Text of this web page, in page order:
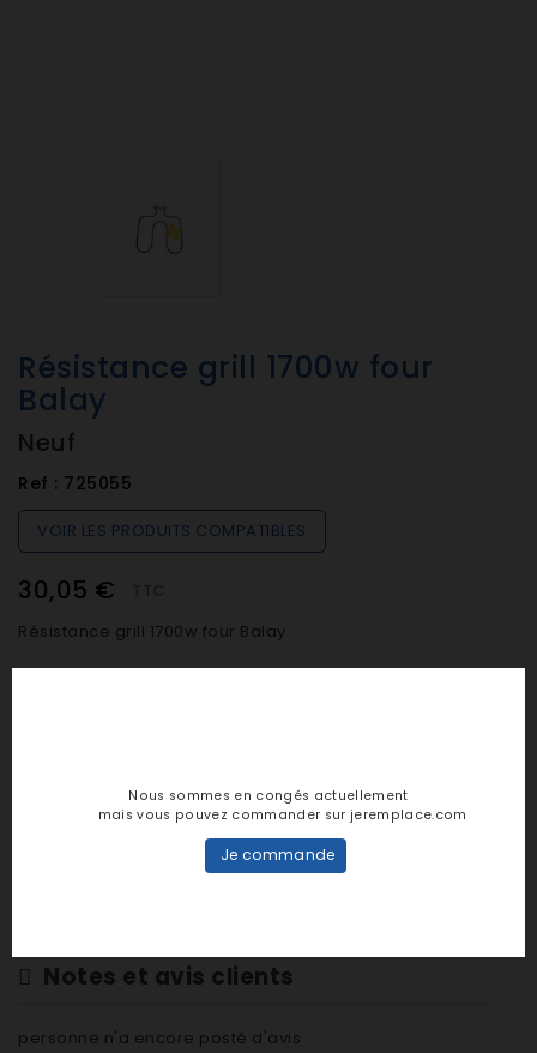
Résistance grill 1700w four
Balay
Neuf
Ref : 725055
VOIR LES PRODUITS COMPATIBLES
30,05 €
Résistance grill 1700w four Balay
AJOUTER AU PANIER
Notes et avis clients
personne n'a encore posté d'avis
Nous sommes en congés actuellement
mais vous pouvez commander sur jeremplace.com
Je commande